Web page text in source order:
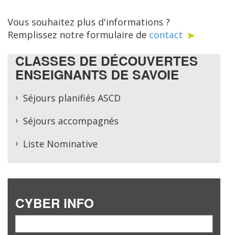
Vous souhaitez plus d'informations ?
Remplissez notre formulaire de contact
CLASSES DE DÉCOUVERTES
ENSEIGNANTS DE SAVOIE
Séjours planifiés ASCD
Séjours accompagnés
Liste Nominative
CYBER INFO